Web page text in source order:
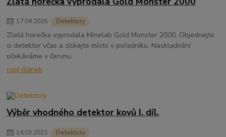
17.04.2026 Detektory
Zlatá horečka vyprodala Minelab Gold Monster 2000. Objednejte
si detektor včas a získejte místo v pořadníku. Naskladnění
očekáváme v červnu.
celý článek
Výběr vhodného detektor kovů I. díl.
14.03.2023 Detektory